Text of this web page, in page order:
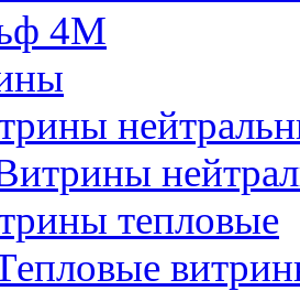
4М
тепловые